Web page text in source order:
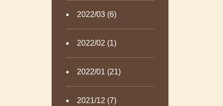
2022/03 (6)
2022/02 (1)
2022/01 (21)
2021/12 (7)